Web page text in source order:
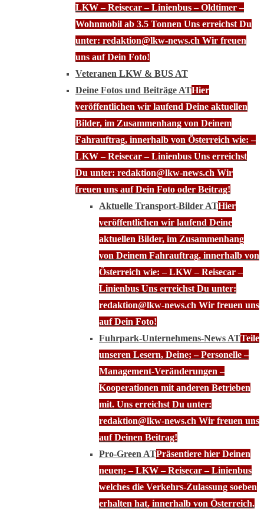
LKW – Reisecar – Linienbus – Oldtimer –
Wohnmobil ab 3.5 Tonnen Uns erreichst Du
unter: redaktion@lkw-news.ch Wir freuen
uns auf Dein Foto!
Veteranen LKW & BUS AT
Deine Fotos und Beiträge ATHier
veröffentlichen wir laufend Deine aktuellen
Bilder, im Zusammenhang von Deinem
Fahrauftrag, innerhalb von Österreich wie: –
LKW – Reisecar – Linienbus Uns erreichst
Du unter: redaktion@lkw-news.ch Wir
freuen uns auf Dein Foto oder Beitrag!
Aktuelle Transport-Bilder ATHier
veröffentlichen wir laufend Deine
aktuellen Bilder, im Zusammenhang
von Deinem Fahrauftrag, innerhalb von
Österreich wie: – LKW – Reisecar –
Linienbus Uns erreichst Du unter:
redaktion@lkw-news.ch Wir freuen uns
auf Dein Foto!
Fuhrpark-Unternehmens-News ATTeile
unseren Lesern, Deine; – Personelle –
Management-Veränderungen –
Kooperationen mit anderen Betrieben
mit. Uns erreichst Du unter:
redaktion@lkw-news.ch Wir freuen uns
auf Deinen Beitrag!
Pro-Green ATPräsentiere hier Deinen
neuen; – LKW – Reisecar – Linienbus
welches die Verkehrs-Zulassung soeben
erhalten hat, innerhalb von Österreich.